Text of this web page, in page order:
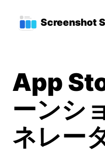
Screenshot
トップレ
App
ーンシ
ネレー